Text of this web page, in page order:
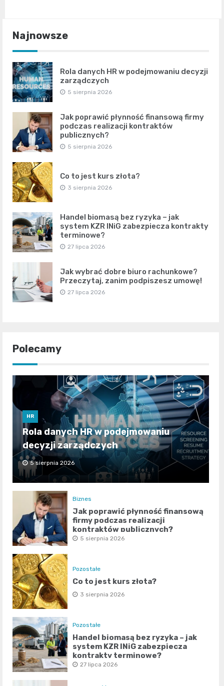
Najnowsze
Rola danych HR w podejmowaniu decyzji
zarządczych
5 sierpnia 2026
Jak poprawić płynność finansową firmy
podczas realizacji kontraktów
publicznych?
5 sierpnia 2026
Co to jest kurs złota?
3 sierpnia 2026
Handel biomasą bez ryzyka – jak
system KZR INiG zabezpiecza kontrakty
terminowe?
27 lipca 2026
Jak wybrać dobre biuro rachunkowe?
Przeczytaj, zanim podpiszesz umowę!
27 lipca 2026
Polecamy
HR
Rola danych HR w podejmowaniu
decyzji zarządczych
5 sierpnia 2026
Biznes
Jak poprawić płynność finansową
firmy podczas realizacji
kontraktów publicznych?
5 sierpnia 2026
Pozostałe
Co to jest kurs złota?
3 sierpnia 2026
Pozostałe
Handel biomasą bez ryzyka – jak
system KZR INiG zabezpiecza
kontrakty terminowe?
27 lipca 2026